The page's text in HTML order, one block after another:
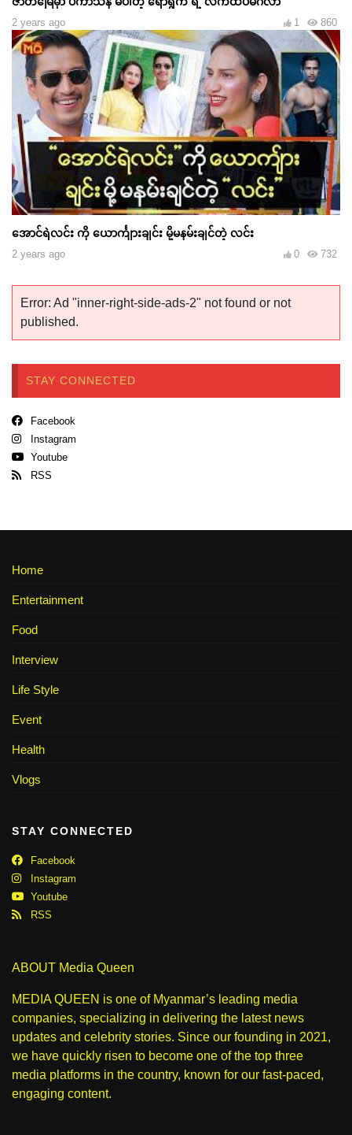
2 years ago 860
1
အောင်ရဲလင်း ကို ယောင်္ကျားချင်း မို့မနမ်းချင်တဲ့ လင်း
2 years ago 732
0
Error: Ad "inner-right-side-ads-2" not found or not
published.
STAY CONNECTED
Facebook
Instagram
Youtube
RSS
Home
Entertainment
Food
Interview
Life Style
Event
Health
Vlogs
STAY CONNECTED
Facebook
Instagram
Youtube
RSS
ABOUT Media Queen
MEDIA QUEEN is one of Myanmar’s leading media
companies, specializing in delivering the latest news
updates and celebrity stories. Since our founding in 2021,
we have quickly risen to become one of the top three
media platforms in the country, known for our fast-paced,
engaging content.